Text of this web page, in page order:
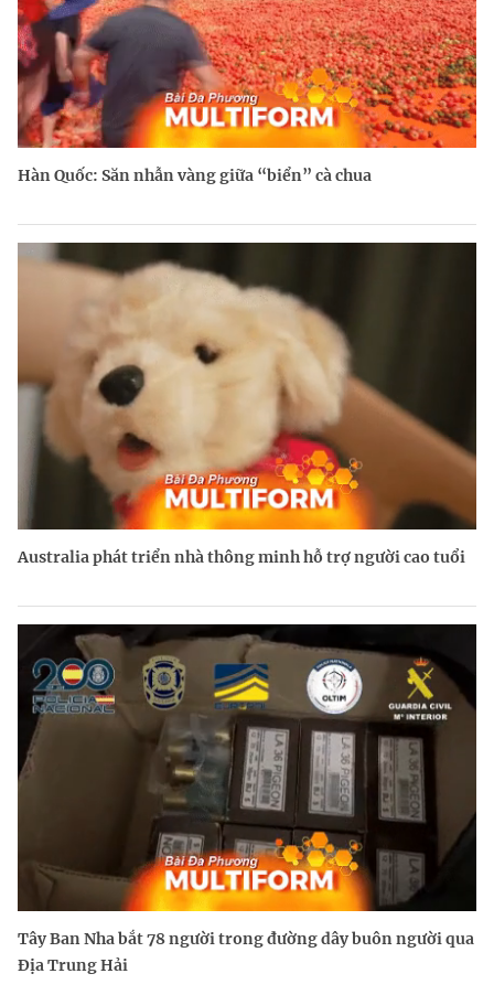
Hàn Quốc: Săn nhẫn vàng giữa “biển” cà chua
Australia phát triển nhà thông minh hỗ trợ người cao tuổi
Tây Ban Nha bắt 78 người trong đường dây buôn người qua
Địa Trung Hải